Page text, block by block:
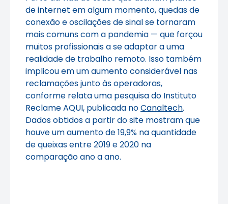
de internet em algum momento, quedas de
conexão e oscilações de sinal se tornaram
mais comuns com a pandemia — que forçou
muitos profissionais a se adaptar a uma
realidade de trabalho remoto. Isso também
implicou em um aumento considerável nas
reclamações junto às operadoras,
conforme relata uma pesquisa do Instituto
Reclame AQUI, publicada noCanaltech.
Dados obtidos a partir do site mostram que
houve um aumento de 19,9% na quantidade
de queixas entre 2019 e 2020 na
comparação ano a ano.